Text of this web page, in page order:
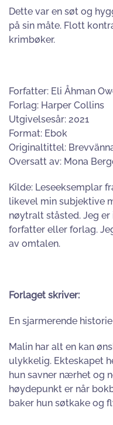
Dette var en søt og
på sin måte. Flott
krimbøker.
Forfatter: Eli Åhman
Forlag: Harper Collins
Utgivelsesår: 2021
Format: Ebok
Originaltittel:
Oversatt av: Mona
Kilde: Leseeksemplar
likevel min subjektive
nøytralt ståsted. Jeg
forfatter eller forlag.
av omtalen.
Forlaget skriver:
En sjarmerende
Malin har alt en kan
ulykkelig. Ekteskapet
hun savner nærhet og
høydepunkt er når
baker hun søtkake og